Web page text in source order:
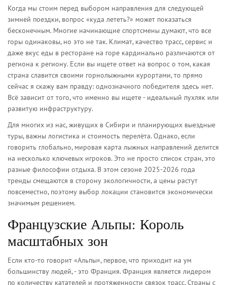
Когда мы стоим перед выбором направления для следующей
зимней поездки, вопрос «куда лететь?» может показаться
бесконечным. Многие начинающие спортсмены думают, что все
горы одинаковы, но это не так. Климат, качество трасс, сервис и
даже вкус еды в ресторане на горе кардинально различаются от
региона к региону. Если вы ищете ответ на вопрос о том, какая
страна славится своими горнолыжными курортами, то прямо
сейчас я скажу вам правду: однозначного победителя здесь нет.
Всё зависит от того, что именно вы ищете - идеальный пухляк или
развитую инфраструктуру.
Для многих из нас, живущих в Сибири и планирующих выездные
туры, важны логистика и стоимость перелёта. Однако, если
говорить глобально, мировая карта лыжных направлений делится
на несколько ключевых игроков. Это не просто список стран, это
разные философии отдыха. В этом сезоне 2025-2026 года
тренды смещаются в сторону экологичности, а цены растут
повсеместно, поэтому выбор локации становится экономически
значимым решением.
Французские Альпы: Король
масштабных зон
Если кто-то говорит «Альпы», первое, что приходит на ум
большинству людей, - это Франция. Франция является лидером
по количеству катателей и протяженности связок трасс. Страны с